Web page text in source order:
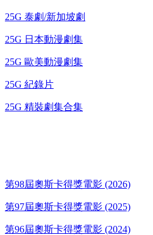
25G 泰劇/新加坡劇
25G 日本動漫劇集
25G 歐美動漫劇集
25G 紀錄片
25G 精裝劇集合集
第98屆奧斯卡得獎電影 (2026)
第97屆奧斯卡得獎電影 (2025)
第96屆奧斯卡得獎電影 (2024)